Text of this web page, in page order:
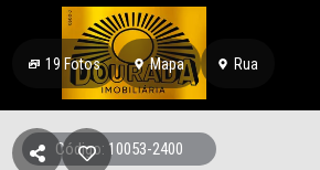
19 Fotos Mapa Rua
Código: 10053-2400